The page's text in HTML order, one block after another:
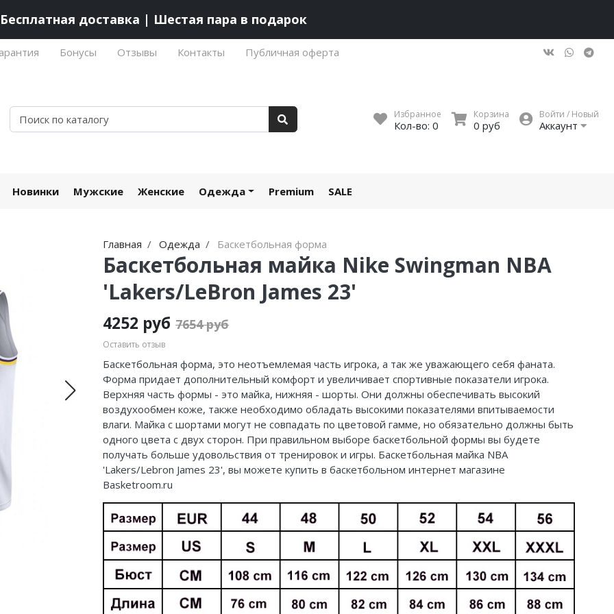
Бесплатная доставка | Шестая пара в подарок
Бонусы Отзывы Контакты Публичная оферта
Избранное
Кол-во: 0
Корзина
0 руб
Войти / Новый
Аккаунт
Новинки Мужские Женские Одежда Premium SALE
Главная Одежда Баскетбольная форма
Баскетбольная майка Nike Swingman NBA
'Lakers/LeBron James 23'
4252 руб 7654 руб
Оставить отзыв
Баскетбольная форма, это неотъемлемая часть игрока, а так же уважающего себя фаната.
Форма придает дополнительный комфорт и увеличивает спортивные показатели игрока.
Верхняя часть формы - это майка, нижняя - шорты. Они должны обеспечивать высокий
воздухообмен коже, также необходимо обладать высокими показателями впитываемости
влаги. Майка с шортами могут не совпадать по цветовой гамме, но обязательно должны быть
одного цвета с двух сторон. При правильном выборе баскетбольной формы вы будете
получать больше удовольствия от тренировок и игры. Баскетбольная майка NBA
'Lakers/Lebron James 23', вы можете купить в баскетбольном интернет магазине
Basketroom.ru